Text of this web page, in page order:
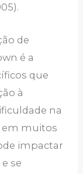
de
é a
que
à
na
em muitos
impactar
se